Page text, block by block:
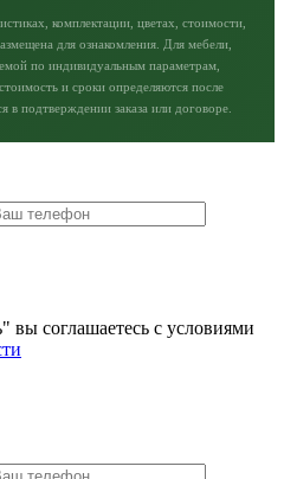
комплектации, цветах, стоимости,
для ознакомления. Для мебели,
по индивидуальным параметрам,
и сроки определяются после
в подтверждении заказа или договоре.
соглашаетесь с условиями